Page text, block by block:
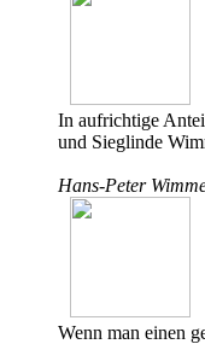
In aufrichtige
und Sieglinde
Hans-Peter
Wenn man einen